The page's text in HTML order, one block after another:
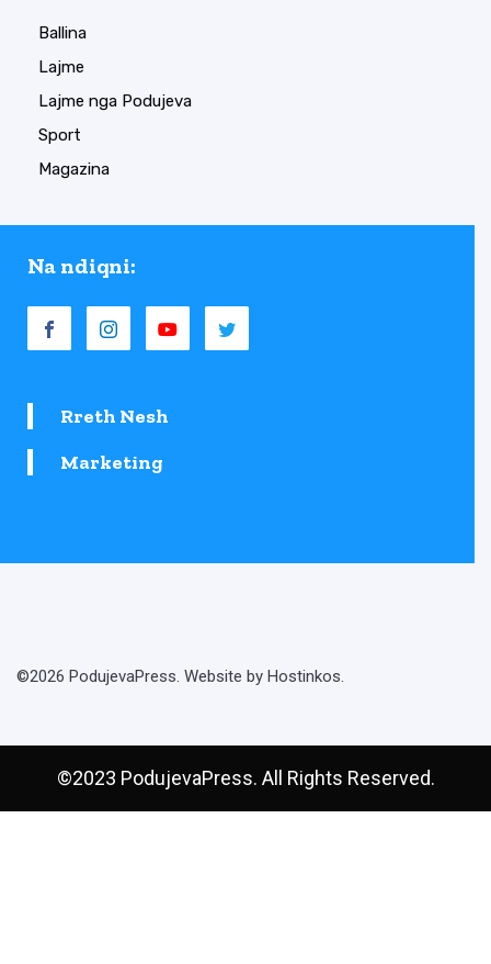
Ballina
Lajme
Lajme nga Podujeva
Sport
Magazina
Na ndiqni:
Rreth Nesh
Marketing
©2026 PodujevaPress. Website by Hostinkos.
©2023 PodujevaPress. All Rights Reserved.